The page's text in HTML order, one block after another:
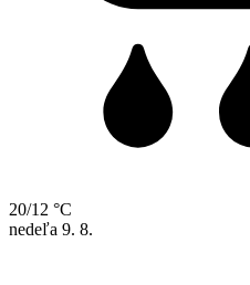
20/12 °C
nedeľa 9. 8.